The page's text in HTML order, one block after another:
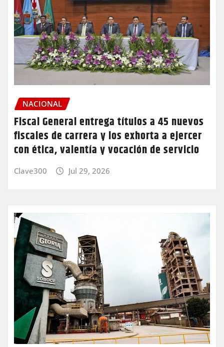
NACIONAL
Fiscal General entrega títulos a 45 nuevos
fiscales de carrera y los exhorta a ejercer
con ética, valentía y vocación de servicio
Clave300 Jul 29, 2026